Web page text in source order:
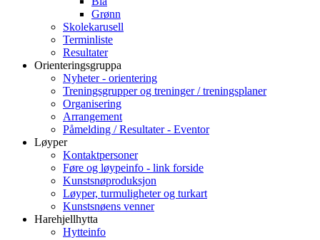
Grønn
Skolekarusell
Terminliste
Resultater
Orienteringsgruppa
Nyheter - orientering
Treningsgrupper og treninger / treningsplaner
Organisering
Arrangement
Påmelding / Resultater - Eventor
Løyper
Kontaktpersoner
Føre og løypeinfo - link forside
Kunstsnøproduksjon
Løyper, turmuligheter og turkart
Kunstsnøens venner
Harehjellhytta
Hytteinfo